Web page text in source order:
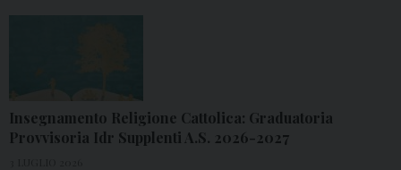
Insegnamento Religione Cattolica: Graduatoria
Provvisoria Idr Supplenti A.S. 2026-2027